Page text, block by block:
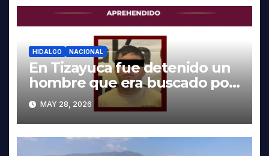
HIDALGO NACIONAL
En Tizayuca fue detenido un
hombre que era buscado por
autoridades de Oaxaca
MAY 28, 2026